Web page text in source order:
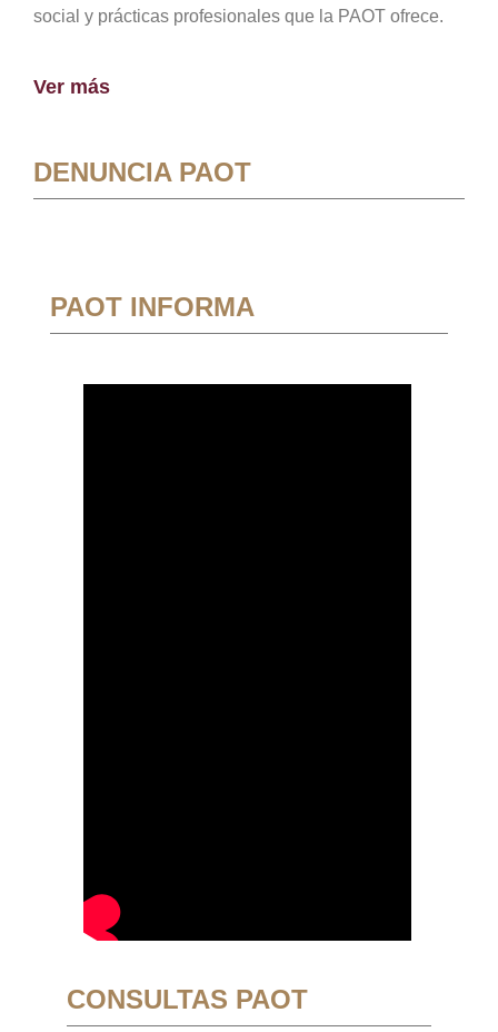
social y prácticas profesionales que la PAOT ofrece.
Ver más
DENUNCIA PAOT
PAOT INFORMA
CONSULTAS PAOT